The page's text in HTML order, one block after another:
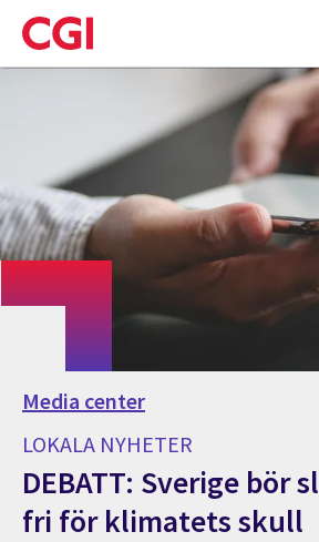
Skip
to
main
Media center
LOKALA NYHETER
DEBATT: Sverige bör
fri för klimatets skull